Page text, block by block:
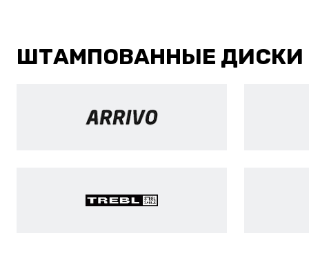
ШТАМПОВАННЫЕ ДИСКИ